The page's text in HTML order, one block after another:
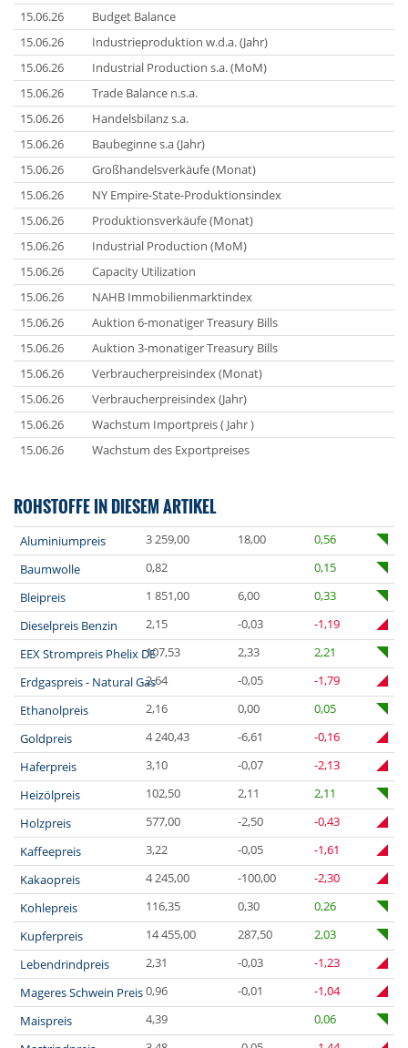
15.06.26
Budget Balance
15.06.26
Industrieproduktion w.d.a. (Jahr)
15.06.26
Industrial Production s.a. (MoM)
15.06.26
Trade Balance n.s.a.
15.06.26
Handelsbilanz s.a.
15.06.26
Baubeginne s.a (Jahr)
15.06.26
Großhandelsverkäufe (Monat)
15.06.26
NY Empire-State-Produktionsindex
15.06.26
Produktionsverkäufe (Monat)
15.06.26
Industrial Production (MoM)
15.06.26
Capacity Utilization
15.06.26
NAHB Immobilienmarktindex
15.06.26
Auktion 6-monatiger Treasury Bills
15.06.26
Auktion 3-monatiger Treasury Bills
15.06.26
Verbraucherpreisindex (Monat)
15.06.26
Verbraucherpreisindex (Jahr)
15.06.26
Wachstum Importpreis ( Jahr )
15.06.26
Wachstum des Exportpreises
ROHSTOFFE IN DIESEM ARTIKEL
Aluminiumpreis 3 259,00 18,00
0,56
Baumwolle
0,82
0,15
Bleipreis
1 851,00 6,00
0,33
Dieselpreis Benzin
2,15 -0,03
-1,19
EEX Strompreis Phelix DE107,53 2,33
2,21
Erdgaspreis - Natural Gas2,64 -0,05
-1,79
Ethanolpreis
2,16 0,00
0,05
Goldpreis
4 240,43 -6,61
-0,16
Haferpreis
3,10 -0,07
-2,13
Heizölpreis
102,50 2,11
2,11
Holzpreis
577,00 -2,50
-0,43
Kaffeepreis
3,22 -0,05
-1,61
Kakaopreis
4 245,00 -100,00
-2,30
Kohlepreis
116,35 0,30
0,26
Kupferpreis
14 455,00 287,50
2,03
Lebendrindpreis
2,31 -0,03
-1,23
Mageres Schwein Preis0,96 -0,01
-1,04
Maispreis
4,39
0,06